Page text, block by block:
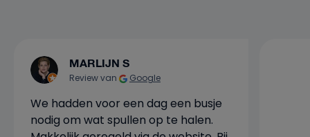
MARLIJN S
Review van Google
We hadden voor een dag een busje
nodig om wat spullen op te halen.